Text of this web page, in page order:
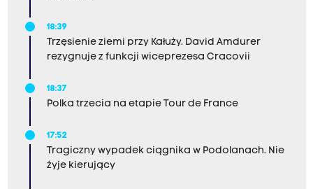
18:39
Trzęsienie ziemi przy Kałuży. David Amdurer
rezygnuje z funkcji wiceprezesa Cracovii
18:37
Polka trzecia na etapie Tour de France
17:52
Tragiczny wypadek ciągnika w Podolanach. Nie
żyje kierujący